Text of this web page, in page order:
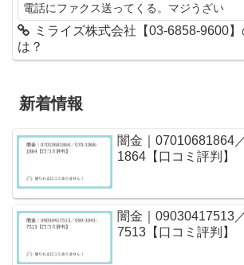
電話にファクス送ってくる。マジうざい
ミライズ株式会社【03-6858-9600
は？
新着情報
闇金｜07010681864
1864【口コミ評判】
闇金｜09030417513
7513【口コミ評判】